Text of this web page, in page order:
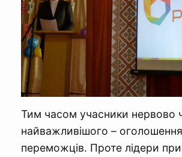
Тим часом учасники нервово
найважливішого – оголошення
переможців. Проте лідери